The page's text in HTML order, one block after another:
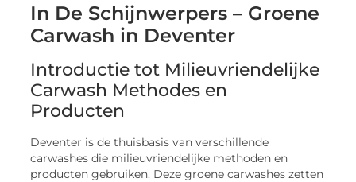
In De Schijnwerpers – Groene
Carwash in Deventer
Introductie tot Milieuvriendelijke
Carwash Methodes en
Producten
Deventer is de thuisbasis van verschillende
carwashes die milieuvriendelijke methoden en
producten gebruiken. Deze groene carwashes zetten